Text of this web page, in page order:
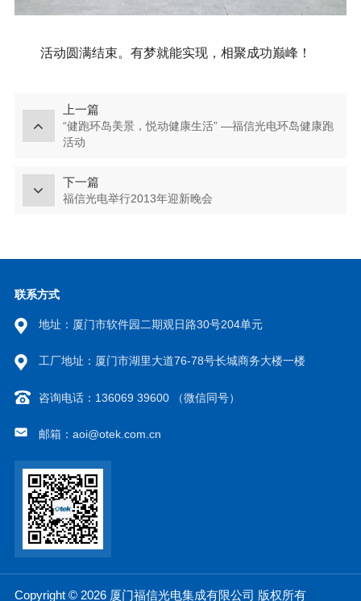
活动圆满结束。有梦就能实现，相聚成功巅峰！
上一篇
“健跑环岛美景，悦动健康生活” —福信光电环岛健康跑
活动
下一篇
福信光电举行2013年迎新晚会
联系方式
地址：厦门市软件园二期观日路30号204单元
工厂地址：厦门市湖里大道76-78号长城商务大楼一楼
咨询电话：136069 39600 （微信同号）
邮箱：aoi@otek.com.cn
Copyright © 2026 厦门福信光电集成有限公司 版权所有